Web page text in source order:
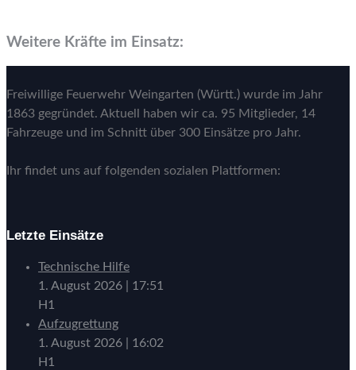
Weitere Kräfte im Einsatz:
Freiwillige Feuerwehr Weingarten (Württ.) wurde im Jahr
1863 gegründet. Aktuell haben wir ca. 95 Mitglieder, 14
Fahrzeuge und im Schnitt über 300 Einsätze pro Jahr.
Ihr findet uns auf folgenden sozialen Plattformen:
Letzte Einsätze
Technische Hilfe
1. August 2026
17:51
H1
Aufzugrettung
1. August 2026
16:02
H1